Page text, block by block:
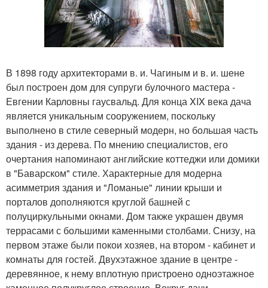
В 1898 году архитекторами в. и. Чагиным и в. и. шене
был построен дом для супруги булочного мастера -
Евгении Карловны гаусвальд. Для конца XIX века дача
является уникальным сооружением, поскольку
выполнено в стиле северный модерн, но большая часть
здания - из дерева. По мнению специалистов, его
очертания напоминают английские коттеджи или домики
в "Баварском" стиле. Характерные для модерна
асимметрия здания и "Ломаные" линии крыши и
порталов дополняются круглой башней с
полуциркульными окнами. Дом также украшен двумя
террасами с большими каменными столбами. Снизу, на
первом этаже были покои хозяев, на втором - кабинет и
комнаты для гостей. Двухэтажное здание в центре -
деревянное, к нему вплотную пристроено одноэтажное